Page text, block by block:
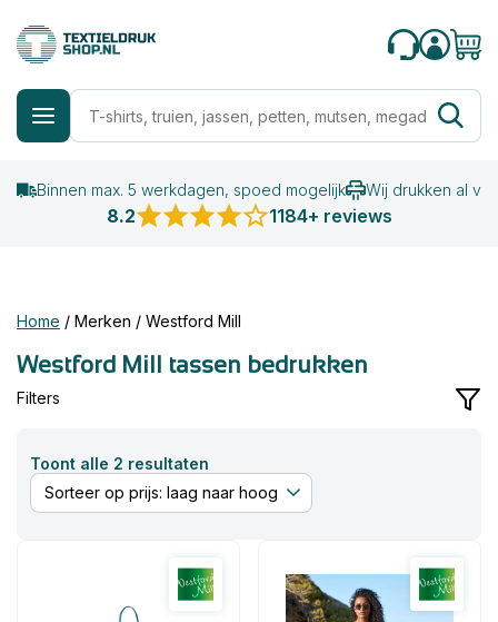
Binnen max. 5 werkdagen, spoed mogelijk Wij drukken al
8.2 1184+ reviews
Home / Merken / Westford Mill
Westford Mill tassen bedrukken
Filters
Toont alle 2 resultaten
op
prijs:
laag